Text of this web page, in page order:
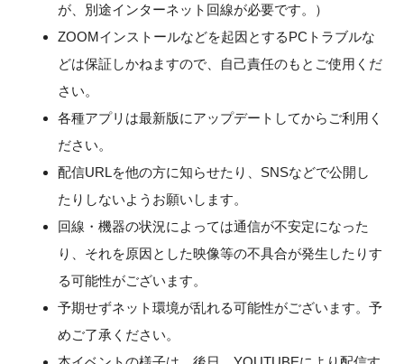
が、別途インターネット回線が必要です。）
ZOOMインストールなどを起因とするPCトラブルな
どは保証しかねますので、自己責任のもとご使用くだ
さい。
各種アプリは最新版にアップデートしてからご利用く
ださい。
配信URLを他の方に知らせたり、SNSなどで公開し
たりしないようお願いします。
回線・機器の状況によっては通信が不安定になった
り、それを原因とした映像等の不具合が発生したりす
る可能性がございます。
予期せずネット環境が乱れる可能性がございます。予
めご了承ください。